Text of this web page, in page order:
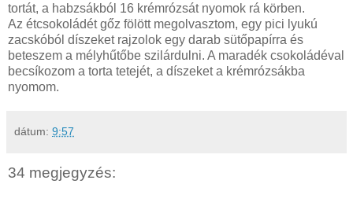
tortát, a habzsákból 16 krémrózsát nyomok rá körben.
Az étcsokoládét gőz fölött megolvasztom, egy pici lyukú
zacskóból díszeket rajzolok egy darab sütőpapírra és
beteszem a mélyhűtőbe szilárdulni. A maradék csokoládéval
becsíkozom a torta tetejét, a díszeket a krémrózsákba
nyomom.
dátum: 9:57
34 megjegyzés: